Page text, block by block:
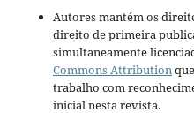
Autores mantém os
direito de primeira
simultaneamente
Commons Attribution
trabalho com
inicial nesta revista.